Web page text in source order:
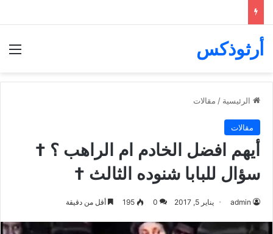
أرثوذكس
الرئيسية / مقالات
مقالات
أيهم افضل الخادم ام الراهب ؟ †
سؤال للبابا شنوده الثالث †
admin يناير 5, 2017 0
195 أقل من دقيقة